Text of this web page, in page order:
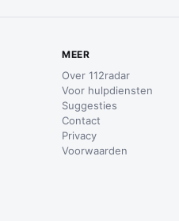
MEER
Over 112radar
Voor hulpdiensten
Suggesties
Contact
Privacy
Voorwaarden